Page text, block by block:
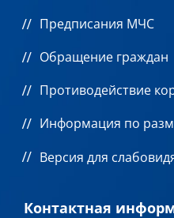
Предписания МЧС
Обращение граждан
Противодействие
Информация по
Версия для
Контактная